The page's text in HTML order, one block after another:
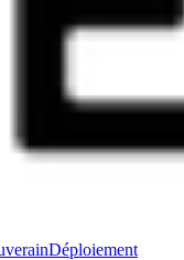
Déploiement